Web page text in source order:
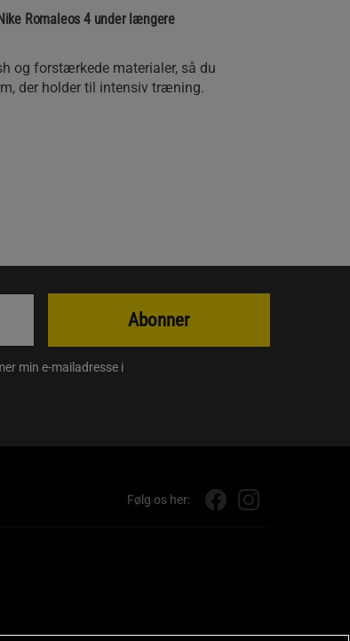
Romaleos 4 under længere
og forstærkede materialer, så du
der holder til intensiv træning.
min e-mailadresse i
Abonner
Følg os her: